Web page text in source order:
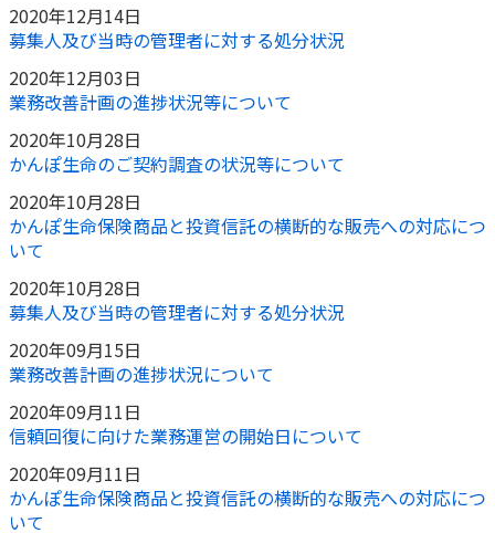
2020年12月14日
募集人及び当時の管理者に対する処分状況
2020年12月03日
業務改善計画の進捗状況等について
2020年10月28日
かんぽ生命のご契約調査の状況等について
2020年10月28日
かんぽ生命保険商品と投資信託の横断的な販売への対応につ
いて
2020年10月28日
募集人及び当時の管理者に対する処分状況
2020年09月15日
業務改善計画の進捗状況について
2020年09月11日
信頼回復に向けた業務運営の開始日について
2020年09月11日
かんぽ生命保険商品と投資信託の横断的な販売への対応につ
いて